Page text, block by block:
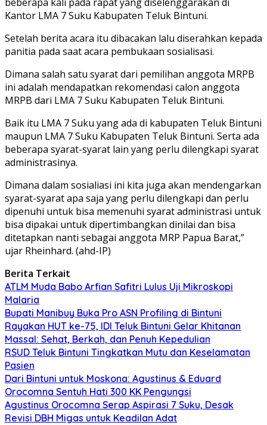
Kantor LMA 7 Suku Kabupaten Teluk Bintuni.
Setelah berita acara itu dibacakan lalu diserahkan kepada
panitia pada saat acara pembukaan sosialisasi.
Dimana salah satu syarat dari pemilihan anggota MRPB
ini adalah mendapatkan rekomendasi calon anggota
MRPB dari LMA 7 Suku Kabupaten Teluk Bintuni.
Baik itu LMA 7 Suku yang ada di kabupaten Teluk Bintuni
maupun LMA 7 Suku Kabupaten Teluk Bintuni. Serta ada
beberapa syarat-syarat lain yang perlu dilengkapi syarat
administrasinya.
Dimana dalam sosialiasi ini kita juga akan mendengarkan
syarat-syarat apa saja yang perlu dilengkapi dan perlu
dipenuhi untuk bisa memenuhi syarat administrasi untuk
bisa dipakai untuk dipertimbangkan dinilai dan bisa
ditetapkan nanti sebagai anggota MRP Papua Barat,”
ujar Rheinhard. (ahd-IP)
Berita Terkait
ATLM Muda Babo Arfian Safitri Lulus Uji Mikroskopi
Malaria
Bupati Manibuy Buka Pro ASN Profiling di Bintuni
Rayakan HUT ke-75, IDI Teluk Bintuni Gelar Khitanan
Massal: Sehat, Berkah, dan Penuh Kepedulian
RSUD Teluk Bintuni Tingkatkan Mutu dan Keselamatan
Pasien
Dari Bintuni untuk Moskona: Agustinus & Eduard
Orocomna Sentuh Hati 300 KK Pengungsi
Agustinus Orocomna Serap Aspirasi 7 Suku, Desak
Revisi DBH Migas untuk Keadilan Adat